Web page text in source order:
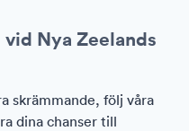
Nya Zeelands
skrämmande, följ våra
dina chanser till